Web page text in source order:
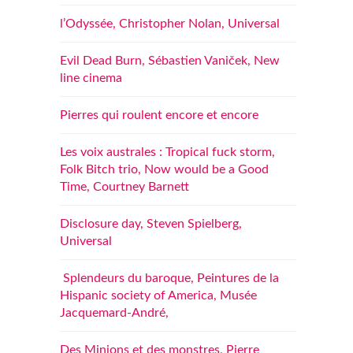
l’Odyssée, Christopher Nolan, Universal
Evil Dead Burn, Sébastien Vaniček, New
line cinema
Pierres qui roulent encore et encore
Les voix australes : Tropical fuck storm,
Folk Bitch trio, Now would be a Good
Time, Courtney Barnett
Disclosure day, Steven Spielberg,
Universal
Splendeurs du baroque, Peintures de la
Hispanic society of America, Musée
Jacquemard-André,
Des Minions et des monstres, Pierre